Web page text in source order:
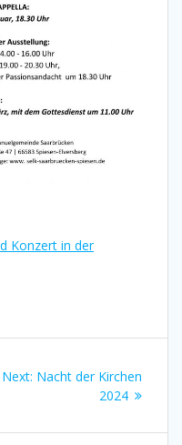
Konzert in der
Next: Next
Nacht der Kirchen
2024